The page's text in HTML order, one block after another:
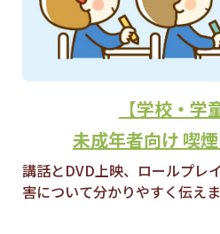
【学校・学
未成年者向け 喫
講話とDVD上映、ロールプレ
害について分かりやすく伝えま